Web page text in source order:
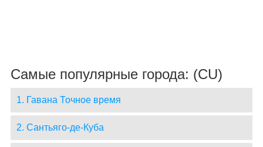
Самые популярные города: (CU)
1. Гавана Точное время
2. Сантьяго-де-Куба